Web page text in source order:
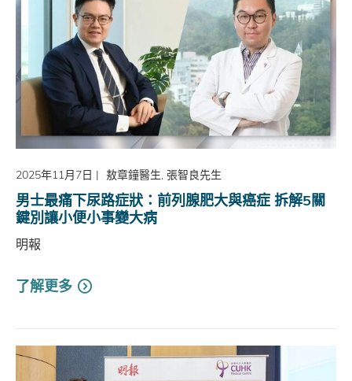
2025年11月7日 | 敖章鐘醫生, 張智良先生
男士最痛下尿路症狀：前列腺肥大與癌症 拆解5關
鍵別讓小便小事變大病
明報
了解更多